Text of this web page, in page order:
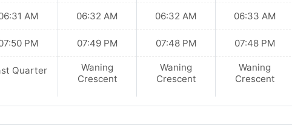
AM
PM
Quarter
06:32 AM
07:49 PM
Waning
Crescent
06:32 AM
07:48 PM
Waning
Crescent
06:33 AM
07:48 PM
Waning
Crescent